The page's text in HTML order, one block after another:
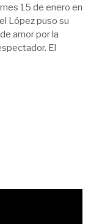
15 de enero en
López puso su
amor por la
El